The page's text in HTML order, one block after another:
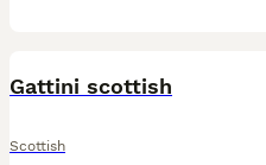
Gattini scottish
Scottish